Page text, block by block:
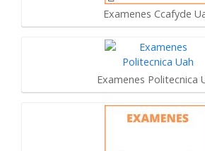
Examenes Ccafyde
Examenes Politecnica